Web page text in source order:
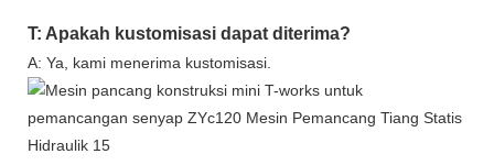
T: Apakah kustomisasi dapat diterima?
A: Ya, kami menerima kustomisasi.